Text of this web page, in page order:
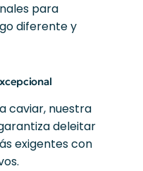
para
diferente y
caviar, nuestra
deleitar
exigentes con